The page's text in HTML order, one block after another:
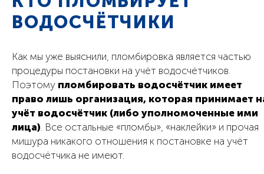
ВОДОСЧЁТЧИКИ
Как мы уже выяснили, пломбировка является частью
процедуры постановки на учёт водосчётчиков.
Поэтому пломбировать водосчётчик имеет
право лишь организация, которая принимает
учёт водосчётчик (либо уполномоченные ими
лица). Все остальные «пломбы», «наклейки» и прочая
мишура никакого отношения к постановке на учёт
водосчётчика не имеют.